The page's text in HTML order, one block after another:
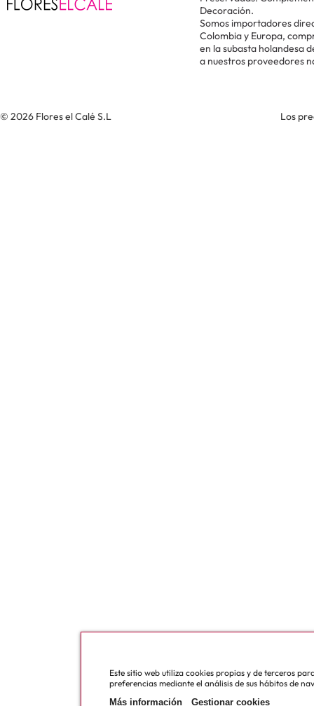
Decoración.
Somos importadores
Colombia y Europa,
en la subasta holandesa
a nuestros proveedores
© 2026 Flores el Calé S.L Los
Este sitio web utiliza cookies propias y de terceros
preferencias mediante el análisis de sus hábitos de
Más información
Gestionar cookies